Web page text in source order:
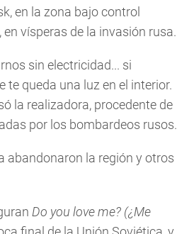
en la zona bajo control
vísperas de la invasión rusa.
sin electricidad... si
queda una luz en el interior.
la realizadora, procedente de
por los bombardeos rusos.
abandonaron la región y otros
Do you love me? (¿Me